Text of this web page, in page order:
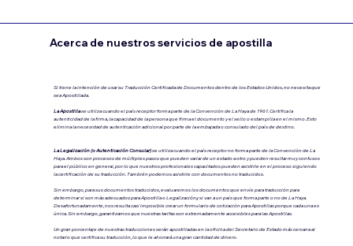
Acerca de nuestros servicios de apostilla
Si tiene la intención de usar su Traducción Certificada de Documentos dentro de los Estados Unidos, no necesita que
sea Apostillada.
La Apostillase utiliza cuando el país receptor forma parte de la Convención de La Haya de 1961. Certifica la
autenticidad de la firma, la capacidad de la persona que firma el documento y el sello o estampilla en el mismo. Esto
elimina la necesidad de autenticación adicional por parte de la embajada o consulado del país de destino.
La Legalización (o Autenticación Consular)se utiliza cuando el país receptor no forma parte de la Convención de La
Haya.Ambos son procesos de múltiples pasos que pueden variar de un estado a otro y pueden resultar muy confusos
para el público en general, por lo que nuestros profesionales capacitados pueden asistirle en el proceso siguiendo
la certificación de su traducción. También podemos asistirle con documentos no traducidos.
Sin embargo, para sus documentos traducidos, evaluaremos los documentos que envíe para traducción para
determinar si son más adecuados para Apostilla o Legalización.y si van a un país que forma parte o no de La Haya.
Desafortunadamente, nos resulta casi imposible crear un formulario de cotización para Apostillas porque cada una es
única. Sin embargo, garantizamos que nuestras tarifas son extremadamente accesibles para las Apostillas.
Un gran porcentaje de nuestras traducciones serán apostilladas en la oficina del Secretario de Estado más cercana al
notario que certifica su traducción, lo que le ahorrará una gran cantidad de dinero.